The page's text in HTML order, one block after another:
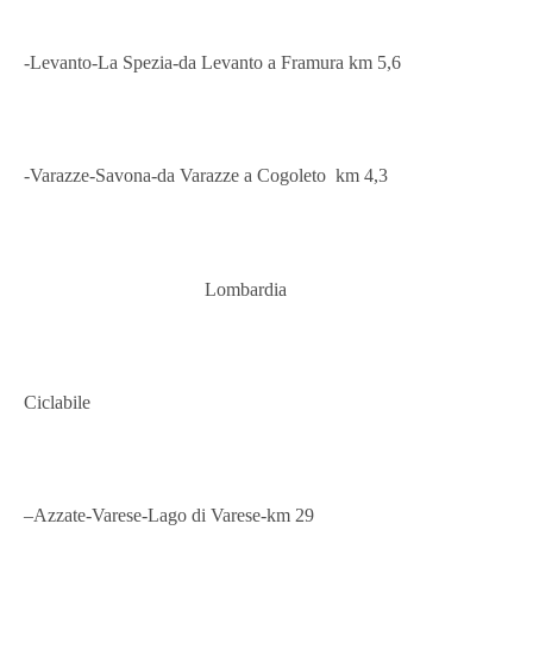
-Levanto-La Spezia-da Levanto a Framura km 5,6
-Varazze-Savona-da Varazze a Cogoleto km 4,3
Lombardia
Ciclabile
–Azzate-Varese-Lago di Varese-km 29